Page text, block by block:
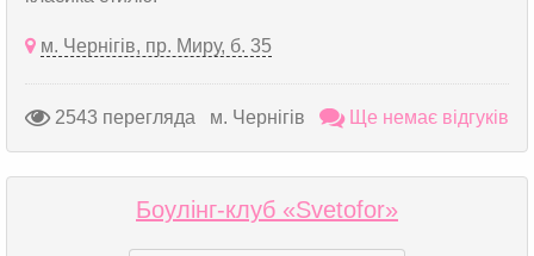
м. Чернігів, пр. Миру, б. 35
2543 перегляда м. Чернігів Ще немає відгуків
Боулінг-клуб «Svetofor»